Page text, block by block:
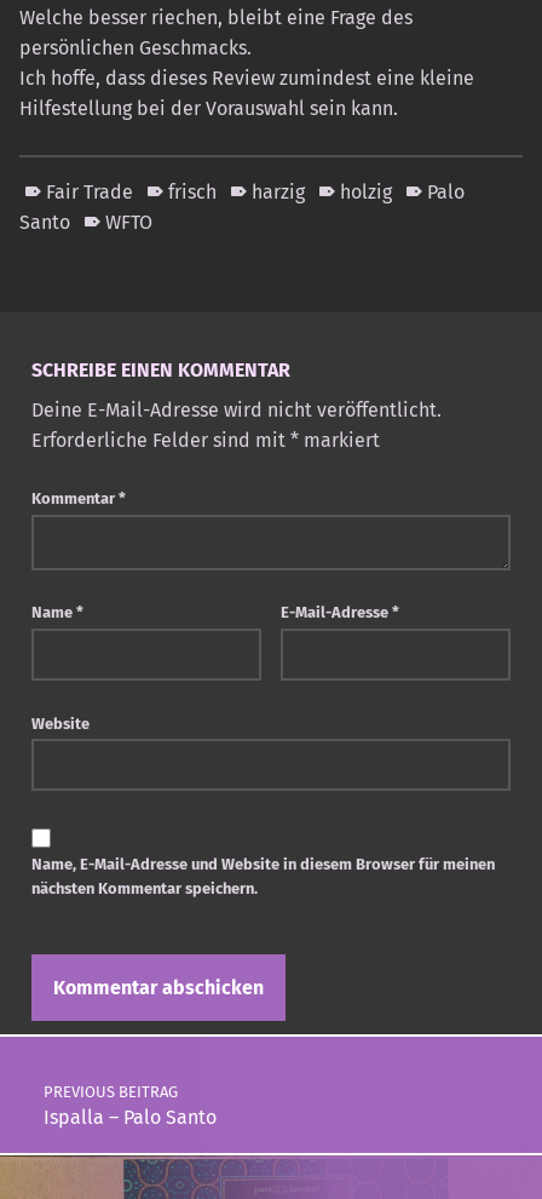
Welche besser riechen, bleibt eine Frage des
persönlichen Geschmacks.
Ich hoffe, dass dieses Review zumindest eine kleine
Hilfestellung bei der Vorauswahl sein kann.
Fair Trade frisch harzig holzig
Palo
Santo
WFTO
SCHREIBE EINEN KOMMENTAR
Deine E-Mail-Adresse wird nicht veröffentlicht.
Erforderliche Felder sind mit *markiert
Kommentar *
Name * E-Mail-Adresse *
Website
Name, E-Mail-Adresse und Website in diesem Browser für meinen
nächsten Kommentar speichern.
Post navigation
PREVIOUS BEITRAG
Ispalla – Palo Santo